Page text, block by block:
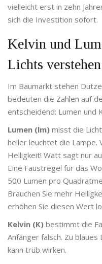
vielleicht erst in zehn
sich die Investition sofort.
Kelvin und
Lichts verstehen
Im Baumarkt stehen
bedeuten die Zahlen auf
entscheidend: Lumen und
Lumen (lm) misst die
heller leuchtet die Lampe.
Helligkeit! Watt sagt nur
Eine Faustregel für das
500 Lumen pro
Brauchen Sie mehr
erhöhen Sie diesen Wert
Kelvin (K) bestimmt die
Anfänger falsch. Zu
kann trüb wirken.